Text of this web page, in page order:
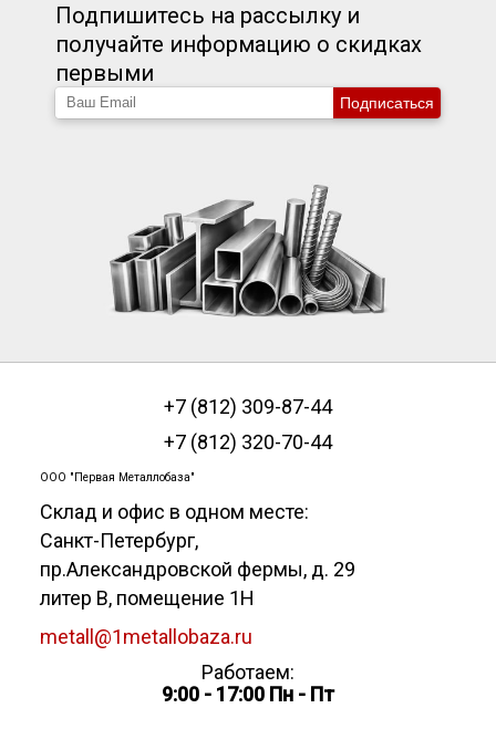
Подпишитесь на рассылку и
получайте информацию о скидках
первыми
Подписаться
+7 (812) 309-87-44
+7 (812) 320-70-44
ООО "Первая Металлобаза"
Склад и офис в одном месте:
Санкт-Петербург,
пр.Александровской фермы, д. 29
литер В, помещение 1Н
metall@1metallobaza.ru
Работаем:
9:00 - 17:00 Пн - Пт